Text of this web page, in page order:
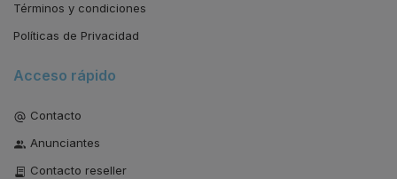
Términos y condiciones
Políticas de Privacidad
Acceso rápido
Contacto
Anunciantes
Contacto reseller